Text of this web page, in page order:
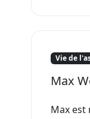
Vie de
Max
Max est